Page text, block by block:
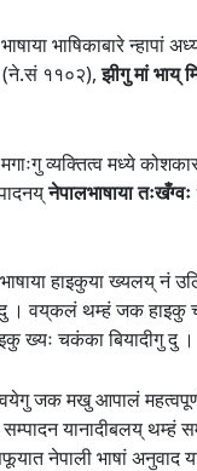
भाषिकाबारे न्हापां
११०२),झीगु मां भाय्
व्यक्तित्व मध्ये
नेपालभाषाया
हाइकुया ख्यलय्
दु । वय्‌कलं थम्हं जक हाइकु
ख्यः चकंका बियादीगु दु ।
जक मखु आपालं
यानादीबलय् थम्हं
नेपाली भाषां अनुवाद